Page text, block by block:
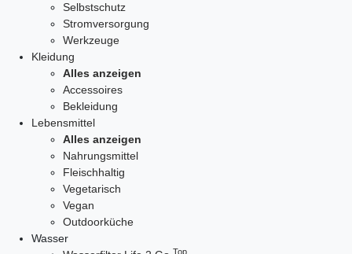
Selbstschutz
Stromversorgung
Werkzeuge
Kleidung
Alles anzeigen
Accessoires
Bekleidung
Lebensmittel
Alles anzeigen
Nahrungsmittel
Fleischhaltig
Vegetarisch
Vegan
Outdoorküche
Wasser
Top